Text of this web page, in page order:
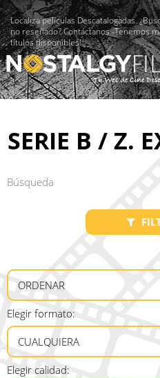
Localiza películas Descatalogadas.
no reseñado? Contáctanos -Tenemos
títulos disponibles!
SERIE B / Z.
Elegir formato:
Elegir calidad: